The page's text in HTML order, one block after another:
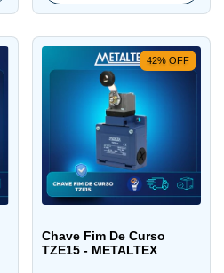
42% OFF
Chave Fim De Curso
TZE15 - METALTEX